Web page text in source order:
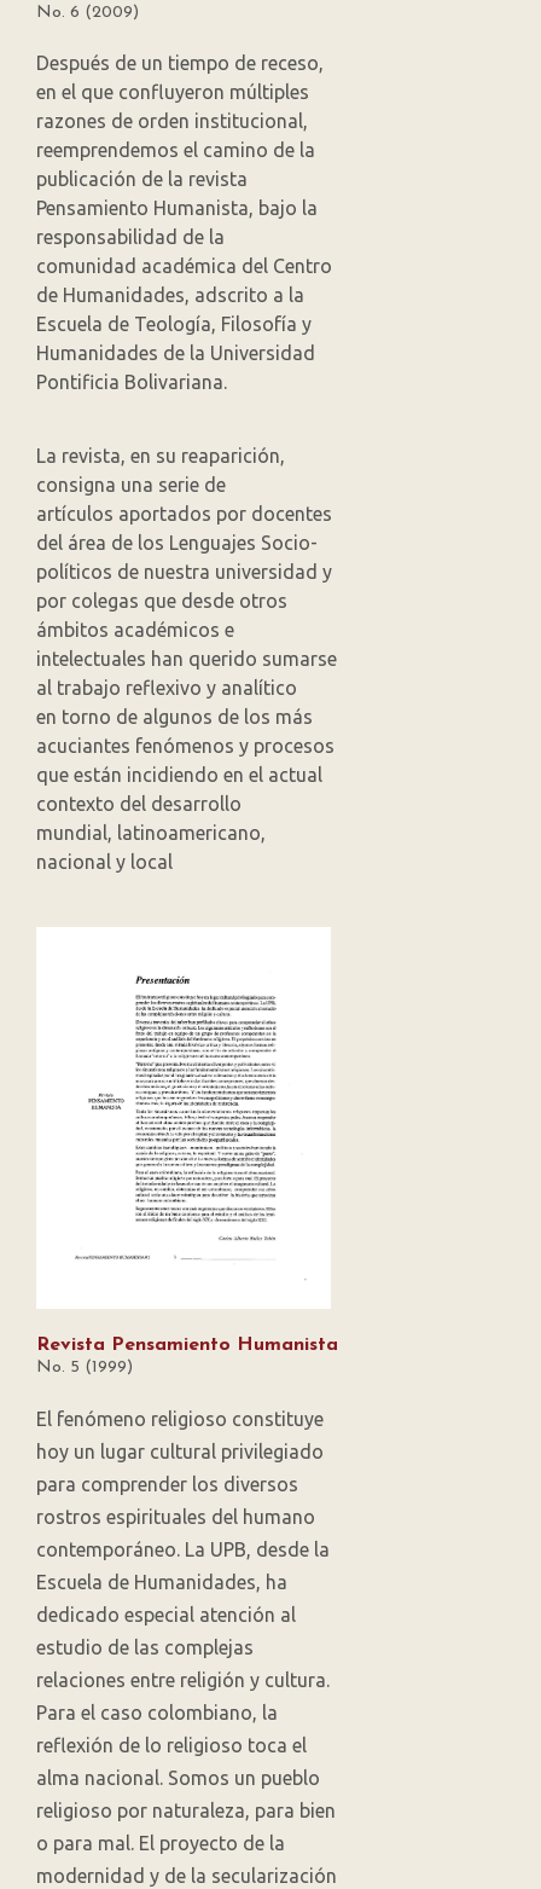
No. 6 (2009)
Después de un tiempo de receso,
en el que confluyeron múltiples
razones de orden institucional,
reemprendemos el camino de la
publicación de la revista
Pensamiento Humanista, bajo la
responsabilidad de la
comunidad académica del Centro
de Humanidades, adscrito a la
Escuela de Teología, Filosofía y
Humanidades de la Universidad
Pontificia Bolivariana.
La revista, en su reaparición,
consigna una serie de
artículos aportados por docentes
del área de los Lenguajes Socio-
políticos de nuestra universidad y
por colegas que desde otros
ámbitos académicos e
intelectuales han querido sumarse
al trabajo reflexivo y analítico
en torno de algunos de los más
acuciantes fenómenos y procesos
que están incidiendo en el actual
contexto del desarrollo
mundial, latinoamericano,
nacional y local
Revista Pensamiento Humanista
No. 5 (1999)
El fenómeno religioso constituye
hoy un lugar cultural privilegiado
para comprender los diversos
rostros espirituales del humano
contemporáneo. La UPB, desde la
Escuela de Humanidades, ha
dedicado especial atención al
estudio de las complejas
relaciones entre religión y cultura.
Para el caso colombiano, la
reflexión de lo religioso toca el
alma nacional. Somos un pueblo
religioso por naturaleza, para bien
o para mal. El proyecto de la
modernidad y de la secularización